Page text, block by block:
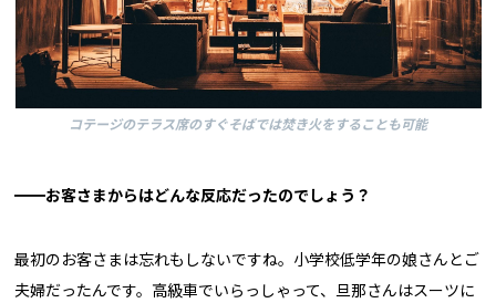
コテージのテラス席のすぐそばでは焚き火をすることも可能
━━お客さまからはどんな反応だったのでしょう？
最初のお客さまは忘れもしないですね。小学校低学年の娘さんとご
夫婦だったんです。高級車でいらっしゃって、旦那さんはスーツに